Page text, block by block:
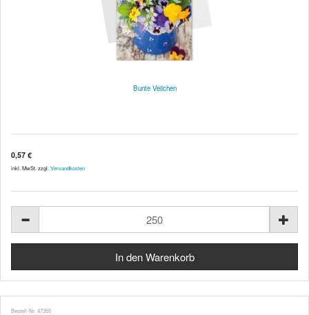
Bunte Veilchen
0,57 €
inkl. MwSt. zzgl. Versandkosten
Bestell-Nr. 47355